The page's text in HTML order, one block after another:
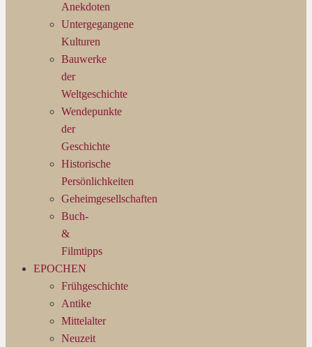
Anekdoten
Untergegangene
Kulturen
Bauwerke
der
Weltgeschichte
Wendepunkte
der
Geschichte
Historische
Persönlichkeiten
Geheimgesellschaften
Buch-
&
Filmtipps
EPOCHEN
Frühgeschichte
Antike
Mittelalter
Neuzeit